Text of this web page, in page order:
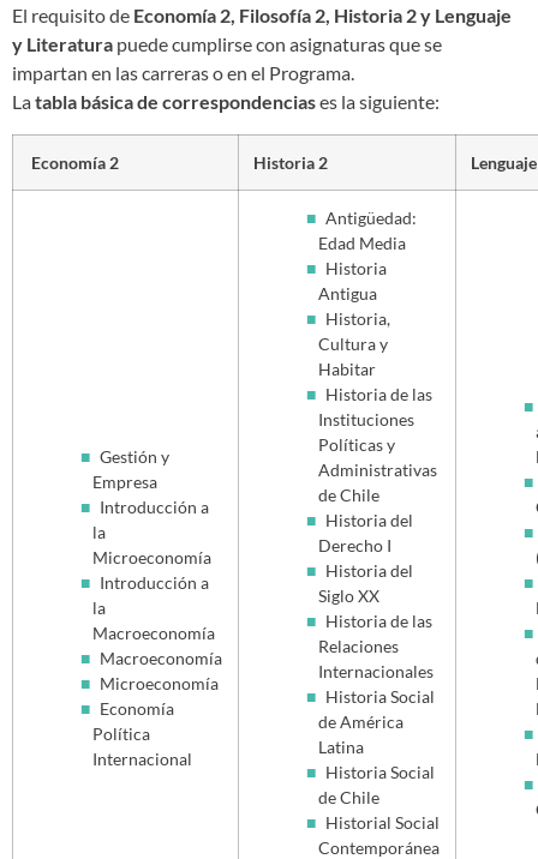
El requisito de Economía 2, Filosofía 2, Historia 2 y Lenguaje
y Literatura puede cumplirse con asignaturas que se
impartan en las carreras o en el Programa.
Latabla básica de correspondenciases la siguiente:
Economía 2 Historia 2
Gestión y
Empresa
Introducción a
la
Microeconomía
Introducción a
la
Macroeconomía
Macroeconomía
Microeconomía
Economía
Política
Internacional
Antigüedad:
Edad Media
Historia
Antigua
Historia,
Cultura y
Habitar
Historia de las
Instituciones
Políticas y
Administrativas
de Chile
Historia del
Derecho I
Historia del
Siglo XX
Historia de las
Relaciones
Internacionales
Historia Social
de América
Latina
Historia Social
de Chile
Historial Social
Contemporánea